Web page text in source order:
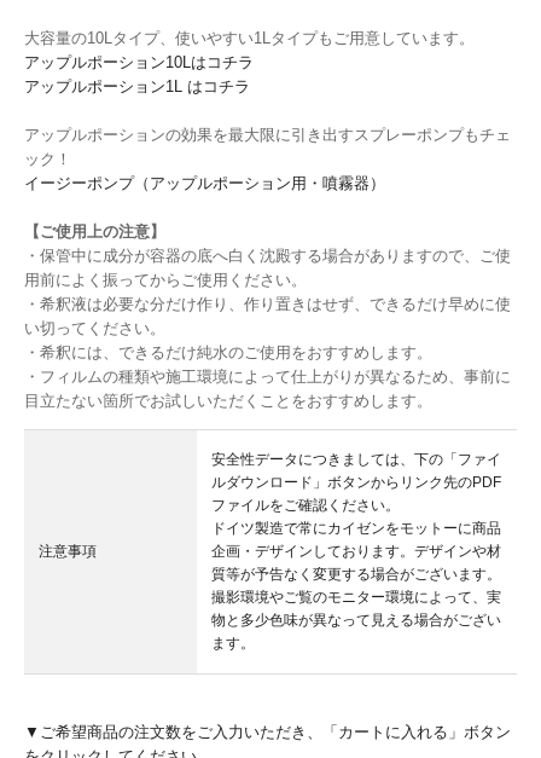
大容量の10Lタイプ、使いやすい1Lタイプもご用意しています。
アップルポーション10Lはコチラ
アップルポーション1L はコチラ
アップルポーションの効果を最大限に引き出すスプレーポンプもチェ
ック！
イージーポンプ（アップルポーション用・噴霧器）
【ご使用上の注意】
・保管中に成分が容器の底へ白く沈殿する場合がありますので、ご使
用前によく振ってからご使用ください。
・希釈液は必要な分だけ作り、作り置きはせず、できるだけ早めに使
い切ってください。
・希釈には、できるだけ純水のご使用をおすすめします。
・フィルムの種類や施工環境によって仕上がりが異なるため、事前に
目立たない箇所でお試しいただくことをおすすめします。
注意事項
安全性データにつきましては、下の「ファイ
ルダウンロード」ボタンからリンク先のPDF
ファイルをご確認ください。
ドイツ製造で常にカイゼンをモットーに商品
企画・デザインしております。デザインや材
質等が予告なく変更する場合がございます。
撮影環境やご覧のモニター環境によって、実
物と多少色味が異なって見える場合がござい
ます。
▼ご希望商品の注文数をご入力いただき、「カートに入れる」ボタン